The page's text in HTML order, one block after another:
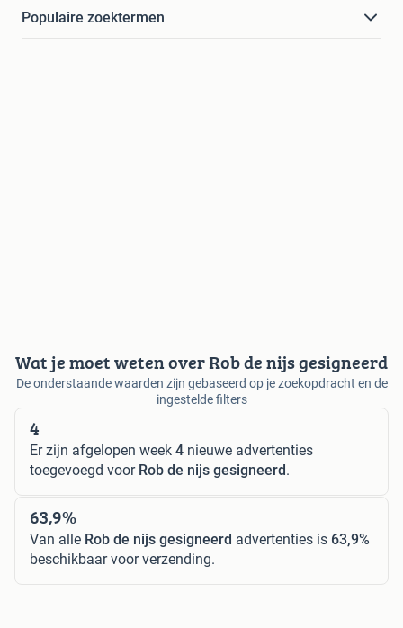
Populaire zoektermen
Wat je moet weten over Rob de nijs gesigneerd
De onderstaande waarden zijn gebaseerd op je zoekopdracht en de
ingestelde filters
4
Er zijn afgelopen week 4 nieuwe advertenties
toegevoegd voor Rob de nijs gesigneerd.
63,9%
Van alle Rob de nijs gesigneerd advertenties is 63,9%
beschikbaar voor verzending.